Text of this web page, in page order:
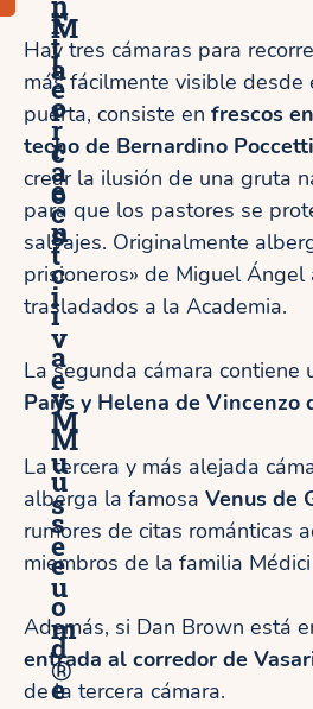
M
a
r
c
o
s
t
e
r
a
c
t
i
v
e
M
u
s
e
u
m
®
F
l
o
r
e
n
c
i
a
y
M
u
s
e
o
d
e
Hay tres cámaras para
más fácilmente visible desde
puerta, consiste en frescos
techo de Bernardino Poccetti
crear la ilusión de una gruta
para que los pastores se
salvajes. Originalmente
prisioneros» de Miguel
trasladados a la Academia.
La segunda cámara contiene
París y Helena de Vincenzo
La tercera y más alejada
alberga la famosa Venus de
rumores de citas románticas
miembros de la familia
Además, si Dan Brown está
entrada al corredor de
de la tercera cámara.